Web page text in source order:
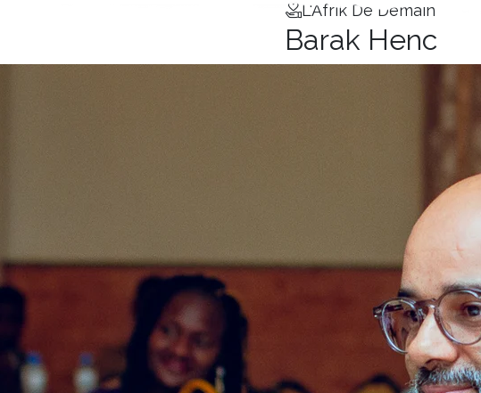
L'Afrik De Demain
Barak Henc